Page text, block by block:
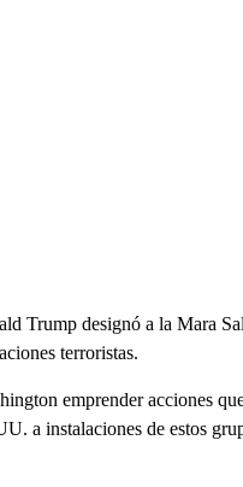
Trump designó a la Mara
terroristas.
emprender acciones
a instalaciones de estos